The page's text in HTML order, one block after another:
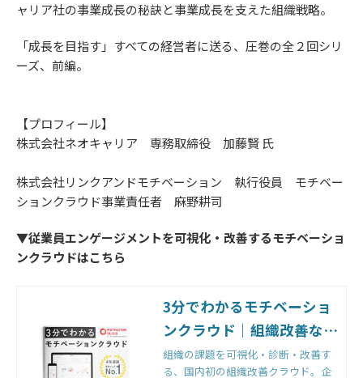
ャリア社の事業成長の秘訣と事業成長を支えた組織戦略。
「成長を目指す」すべての経営者に送る、圧巻の全２回シリ
ーズ、前編。
【プロフィール】
株式会社ネオキャリア 専務取締役 加藤賢 氏
株式会社リンクアンドモチベーション 執行役員 モチベー
ションクラウド事業責任者 麻野耕司
▼従業員エンゲージメントを可視化・改善するモチベーショ
ンクラウドはこちら
3分でわかるモチベーショ
ンクラウド｜組織改善なら
モチベーションクラウド
組織の課題を可視化・診断・改善す
る、国内初の組織改善クラウド。企